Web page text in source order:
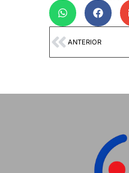
ANTERIOR